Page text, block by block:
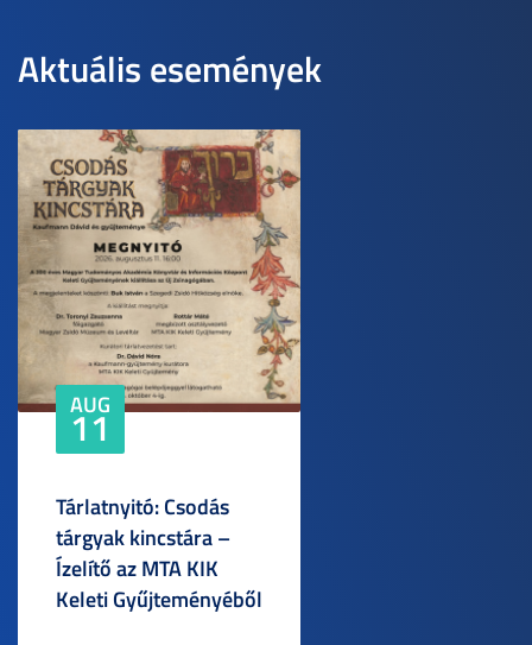
Aktuális események
AUG
11
Tárlatnyitó: Csodás
tárgyak kincstára –
Ízelítő az MTA KIK
Keleti Gyűjteményéből